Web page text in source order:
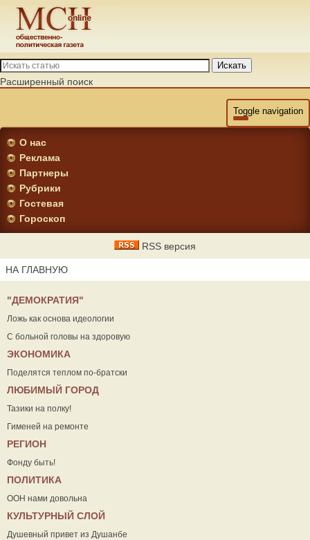
Искать
Расширенный поиск
Toggle navigation
О нас
Реклама
Партнеры
Рубрики
Гостевая
Гороскоп
RSS версия
НА ГЛАВНУЮ
"ДЕМОКРАТИЯ"
Ложь как основа идеологии
С больной головы на здоровую
ЭКОНОМИКА
Поделятся теплом по-братски
ЛЮБИМЫЙ ГОРОД
Тазики на полку!
Гименей на ремонте
РЕГИОН
Фонду быть!
ПОЛИТИКА
ООН нами довольна
КУЛЬТУРНЫЙ СЛОЙ
Душевный привет из Душанбе